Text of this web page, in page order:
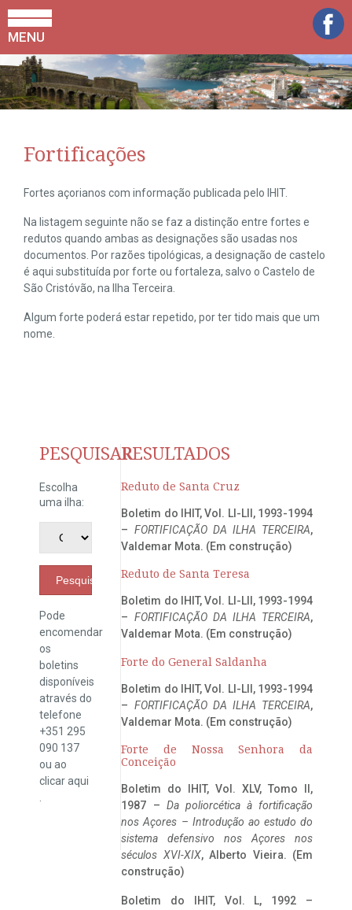
MENU
Fortificações
Fortes açorianos com informação publicada pelo IHIT.
Na listagem seguinte não se faz a distinção entre fortes e
redutos quando ambas as designações são usadas nos
documentos. Por razões tipológicas, a designação de castelo
é aqui substituída por forte ou fortaleza, salvo o Castelo de
São Cristóvão, na Ilha Terceira.
Algum forte poderá estar repetido, por ter tido mais que um
nome.
PESQUISAR
Escolha
uma ilha:
Pesquisar
Pode
encomendar
os
boletins
disponíveis
através do
telefone
+351 295
090 137
ou ao
clicaraqui
RESULTADOS
Reduto de Santa Cruz
Boletim do IHIT, Vol. LI-LII, 1993-1994
– FORTIFICAÇÃO DA ILHA TERCEIRA,
Valdemar Mota. (Em construção)
Reduto de Santa Teresa
Boletim do IHIT, Vol. LI-LII, 1993-1994
– FORTIFICAÇÃO DA ILHA TERCEIRA,
Valdemar Mota. (Em construção)
Forte do General Saldanha
Boletim do IHIT, Vol. LI-LII, 1993-1994
– FORTIFICAÇÃO DA ILHA TERCEIRA,
Valdemar Mota. (Em construção)
Forte de Nossa Senhora da
Conceição
Boletim do IHIT, Vol. XLV, Tomo II,
1987 – Da poliorcética à fortificação
nos Açores – Introdução ao estudo do
sistema defensivo nos Açores nos
séculos XVI-XIX, Alberto Vieira. (Em
construção)
Boletim do IHIT, Vol. L, 1992 –